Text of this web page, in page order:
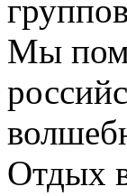
Мы
Отдых